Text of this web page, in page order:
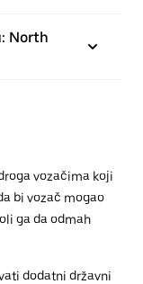
North
vozačima koji
bi vozač mogao
ga da odmah
dodatni državni